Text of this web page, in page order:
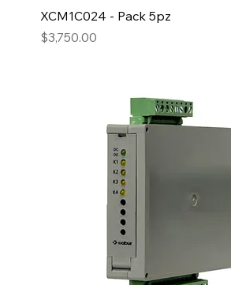
XCM1C024 - Pack 5pz
Precio
$3,750.00